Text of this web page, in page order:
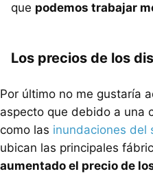
que podemos trabajar
Los precios de los
Por último no me gustaría
aspecto que debido a una
como las inundaciones del
ubican las principales
aumentado el precio de